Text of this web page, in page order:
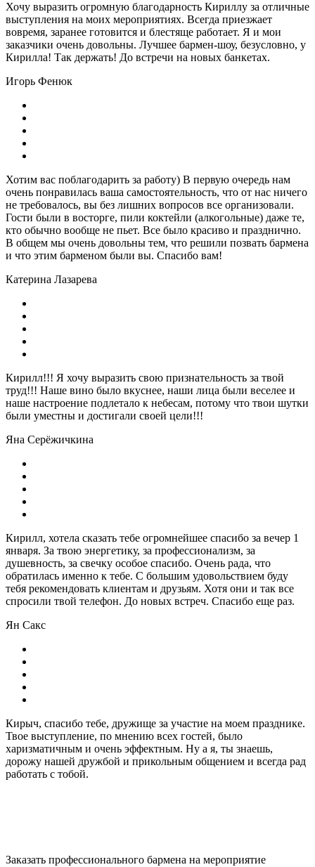
Хочу выразить огромную благодарность Кириллу за отличные
выступления на моих мероприятиях. Всегда приезжает
вовремя, заранее готовится и блестяще работает. Я и мои
заказчики очень довольны. Лучшее бармен-шоу, безусловно, у
Кирилла! Так держать! До встречи на новых банкетах.
Игорь Фенюк
Хотим вас поблагодарить за работу) В первую очередь нам
очень понравилась ваша самостоятельность, что от нас ничего
не требовалось, вы без лишних вопросов все организовали.
Гости были в восторге, пили коктейли (алкогольные) даже те,
кто обычно вообще не пьет. Все было красиво и празднично.
В общем мы очень довольны тем, что решили позвать бармена
и что этим барменом были вы. Спасибо вам!
Катерина Лазарева
Кирилл!!! Я хочу выразить свою признательность за твой
труд!!! Наше вино было вкуснее, наши лица были веселее и
наше настроение подлетало к небесам, потому что твои шутки
были уместны и достигали своей цели!!!
Яна Серёжичкина
Кирилл, хотела сказать тебе огромнейшее спасибо за вечер 1
января. За твою энергетику, за профессионализм, за
душевность, за свечку особое спасибо. Очень рада, что
обратилась именно к тебе. С большим удовольствием буду
тебя рекомендовать клиентам и друзьям. Хотя они и так все
спросили твой телефон. До новых встреч. Спасибо еще раз.
Ян Сакс
Кирыч, спасибо тебе, дружище за участие на моем празднике.
Твое выступление, по мнению всех гостей, было
харизматичным и очень эффектным. Ну а я, ты знаешь,
дорожу нашей дружбой и прикольным общением и всегда рад
работать с тобой.
Заказать профессионального бармена на мероприятие